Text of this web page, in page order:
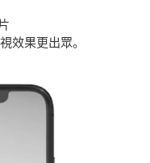
效果更出眾。